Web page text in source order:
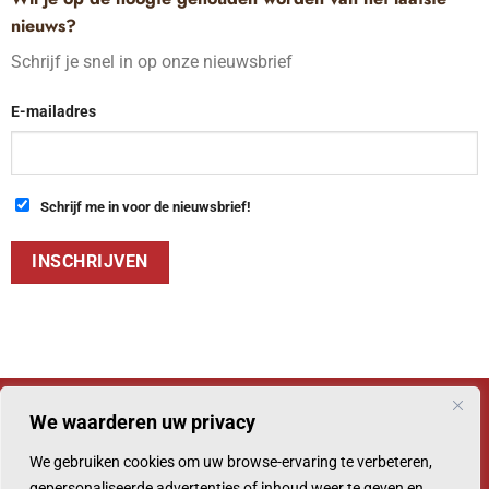
We waarderen uw privacy
We gebruiken cookies om uw browse-ervaring te verbeteren,
nieuws?
Schrijf je snel in op onze nieuwsbrief
E-mailadres
Schrijf me in voor de nieuwsbrief!
© 2026 Chocoladehuis